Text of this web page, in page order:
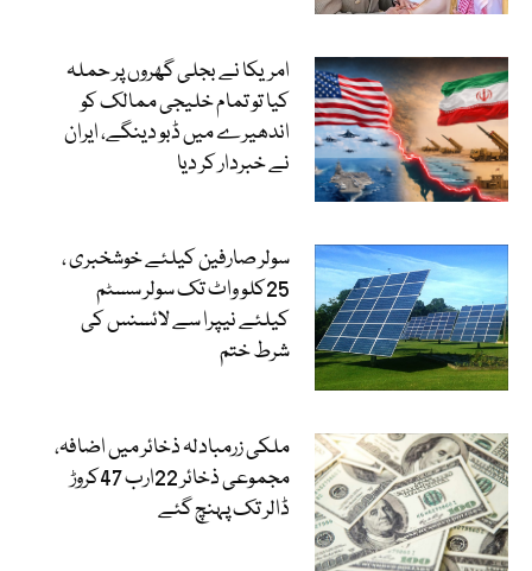
امریکا نے بجلی گھروں پر حملہ
کیا تو تمام خلیجی ممالک کو
اندھیرے میں ڈبو دینگے، ایران
نے خبردار کر دیا
سولر صارفین کیلئے خوشخبری ،
25کلو واٹ تک سولر سسٹم
کیلئے نیپرا سے لائسنس کی
شرط ختم
ملکی زرمبادلہ ذخائر میں اضافہ،
مجموعی ذخائر 22ارب 47کروڑ
ڈالر تک پہنچ گئے